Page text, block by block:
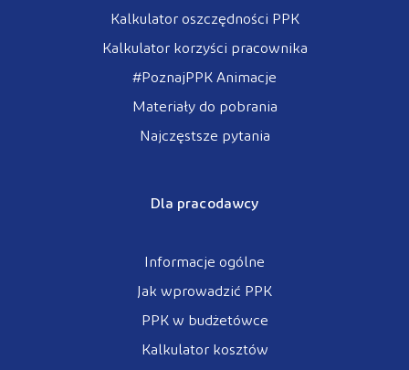
Kalkulator oszczędności PPK
Kalkulator korzyści pracownika
#PoznajPPK Animacje
Materiały do pobrania
Najczęstsze pytania
Dla pracodawcy
Informacje ogólne
Jak wprowadzić PPK
PPK w budżetówce
Kalkulator kosztów